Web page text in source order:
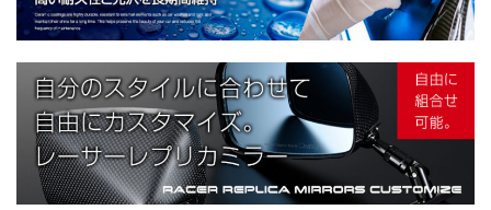
2
0
0